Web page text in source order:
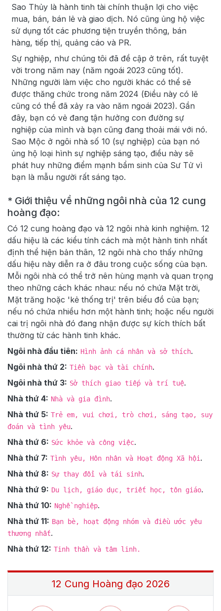
Sao Thủy là hành tinh tài chính thuận lợi cho việc
mua, bán, bán lẻ và giao dịch. Nó cũng ủng hộ việc
sử dụng tốt các phương tiện truyền thông, bán
hàng, tiếp thị, quảng cáo và PR.
Sự nghiệp, như chúng tôi đã đề cập ở trên, rất tuyệt
vời trong năm nay (năm ngoái 2023 cũng tốt).
Những người làm việc cho người khác có thể sẽ
được thăng chức trong năm 2024 (Điều này có lẽ
cũng có thể đã xảy ra vào năm ngoái 2023). Gần
đây, bạn có vẻ đang tận hưởng con đường sự
nghiệp của mình và bạn cũng đang thoải mái với nó.
Sao Mộc ở ngôi nhà số 10 (sự nghiệp) của bạn nó
ủng hộ loại hình sự nghiệp sáng tạo, điều này sẽ
phát huy những điểm mạnh bẩm sinh của Sư Tử vì
bạn là mẫu người rất sáng tạo.
* Giới thiệu về những ngôi nhà của 12 cung
hoàng đạo:
Có 12 cung hoàng đạo và 12 ngôi nhà kinh nghiệm. 12
dấu hiệu là các kiểu tính cách mà một hành tinh nhất
định thể hiện bản thân, 12 ngôi nhà cho thấy những
dấu hiệu này diễn ra ở đâu trong cuộc sống của bạn.
Mỗi ngôi nhà có thể trở nên hùng mạnh và quan trọng
theo những cách khác nhau: nếu nó chứa Mặt trời,
Mặt trăng hoặc 'kẻ thống trị' trên biểu đồ của bạn;
nếu nó chứa nhiều hơn một hành tinh; hoặc nếu người
cai trị ngôi nhà đó đang nhận được sự kích thích bất
thường từ các hành tinh khác.
Ngôi nhà đầu tiên: Hình ảnh cá nhân và sở thích.
Ngôi nhà thứ 2: Tiền bạc và tài chính.
Ngôi nhà thứ 3: Sở thích giao tiếp và trí tuệ.
Nhà thứ 4: Nhà và gia đình.
Nhà thứ 5: Trẻ em, vui chơi, trò chơi, sáng tạo, suy
đoán và tình yêu.
Nhà thứ 6: Sức khỏe và công việc.
Nhà thứ 7: Tình yêu, Hôn nhân và Hoạt động Xã hội .
Nhà thứ 8: Sự thay đổi và tái sinh.
Nhà thứ 9: Du lịch, giáo dục, triết học, tôn giáo.
Nhà thứ 10: Nghề nghiệp.
Nhà thứ 11: Bạn bè, hoạt động nhóm và điều ước yêu
thương nhất.
Nhà thứ 12: Tinh thần và tâm linh.
12 Cung Hoàng đạo 2026